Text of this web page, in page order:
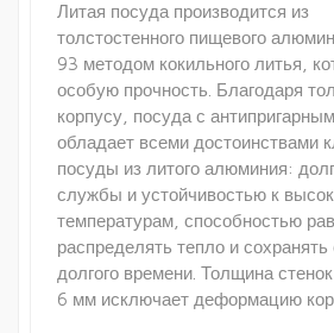
Литая посуда производится из
толстостенного пищевого
93 методом кокильного литья,
особую прочность. Благодаря
корпусу, посуда с
обладает всеми достоинствами
посуды из литого алюминия:
службы и устойчивостью к
температурам, способностью
распределять тепло и сохранять
долгого времени. Толщина
6 мм исключает деформацию